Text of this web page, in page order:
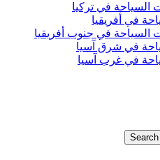
السياحة في تركيا
في أفريقيا
السياحة في جنوب أفريقيا
في شرق آسيا
في غرب آسيا